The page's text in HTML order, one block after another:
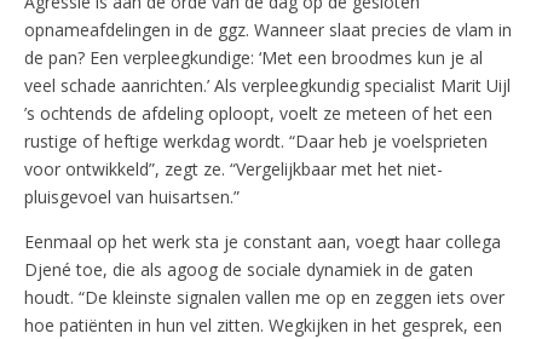
opnameafdelingen in de ggz. Wanneer slaat precies de vlam in
de pan? Een verpleegkundige: ‘Met een broodmes kun je al
veel schade aanrichten.’ Als verpleegkundig specialist Marit Uijl
’s ochtends de afdeling oploopt, voelt ze meteen of het een
rustige of heftige werkdag wordt. “Daar heb je voelsprieten
voor ontwikkeld”, zegt ze. “Vergelijkbaar met het niet-
pluisgevoel van huisartsen.”
Eenmaal op het werk sta je constant aan, voegt haar collega
Djené toe, die als agoog de sociale dynamiek in de gaten
houdt. “De kleinste signalen vallen me op en zeggen iets over
hoe patiënten in hun vel zitten. Wegkijken in het gesprek, een